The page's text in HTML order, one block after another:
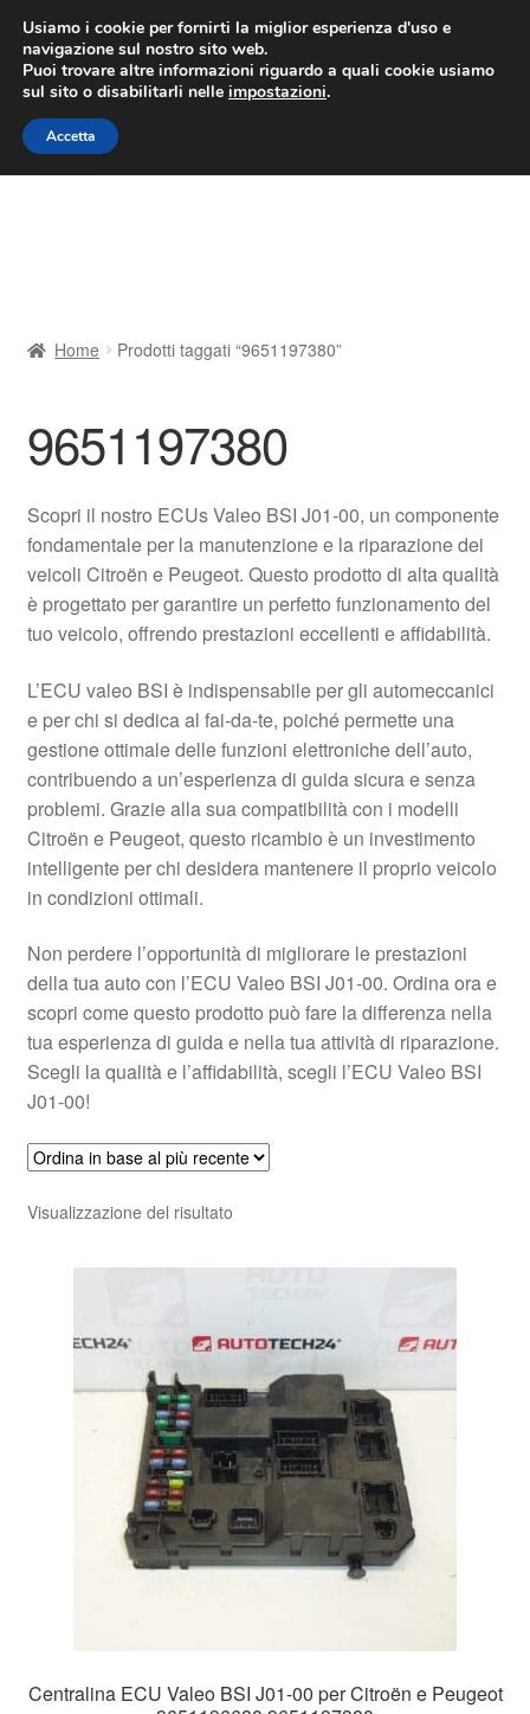
CONSEGNA da 7 EUR
Lun-Ven 9:00 - 16:00/800 580 290
Vai
alla
navigazione
Vai
al
contenuto
Contatto
Il mio account
Pagamenti
Politica sulla riservatezza
Procedura di Reclamo
Registratore di cassa
Rimostranza
Spedizione in tutto il mondo
Termini e condizioni
Home Prodotti taggati “9651197380”
9651197380
Scopri il nostro ECUs Valeo BSI J01-00, un componente
fondamentale per la manutenzione e la riparazione dei
veicoli Citroën e Peugeot. Questo prodotto di alta qualità
è progettato per garantire un perfetto funzionamento del
tuo veicolo, offrendo prestazioni eccellenti e affidabilità.
L’ECU valeo BSI è indispensabile per gli automeccanici
e per chi si dedica al fai-da-te, poiché permette una
gestione ottimale delle funzioni elettroniche dell’auto,
contribuendo a un’esperienza di guida sicura e senza
problemi. Grazie alla sua compatibilità con i modelli
Citroën e Peugeot, questo ricambio è un investimento
intelligente per chi desidera mantenere il proprio veicolo
in condizioni ottimali.
Non perdere l’opportunità di migliorare le prestazioni
della tua auto con l’ECU Valeo BSI J01-00. Ordina ora e
scopri come questo prodotto può fare la differenza nella
tua esperienza di guida e nella tua attività di riparazione.
Scegli la qualità e l’affidabilità, scegli l’ECU Valeo BSI
J01-00!
Visualizzazione del risultato
Centralina ECU Valeo BSI J01-00 per Citroën e Peugeot
Usiamo i cookie per fornirti la miglior esperienza d'uso e
navigazione sul nostro sito web.
Puoi trovare altre informazioni riguardo a quali cookie usiamo
sul sito o disabilitarli nelle impostazioni.
Accetta